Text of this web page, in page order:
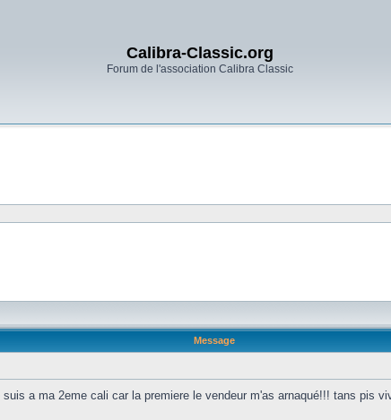
Calibra-Classic.org
Forum de l'association Calibra Classic
Message
a ma 2eme cali car la premiere le vendeur m'as arnaqué!!! tans pis